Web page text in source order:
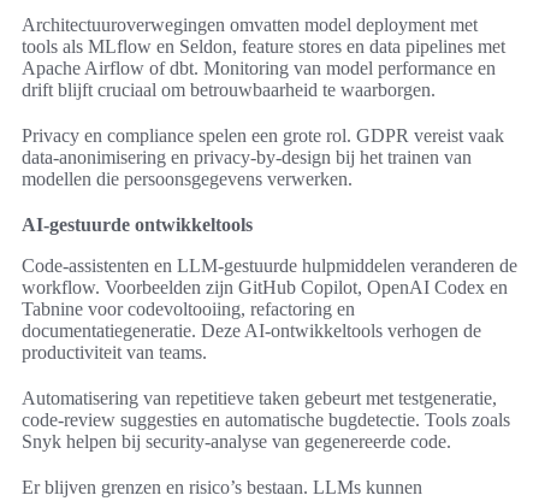
Architectuuroverwegingen omvatten model deployment met
tools als MLflow en Seldon, feature stores en data pipelines met
Apache Airflow of dbt. Monitoring van model performance en
drift blijft cruciaal om betrouwbaarheid te waarborgen.
Privacy en compliance spelen een grote rol. GDPR vereist vaak
data-anonimisering en privacy-by-design bij het trainen van
modellen die persoonsgegevens verwerken.
AI-gestuurde ontwikkeltools
Code-assistenten en LLM-gestuurde hulpmiddelen veranderen de
workflow. Voorbeelden zijn GitHub Copilot, OpenAI Codex en
Tabnine voor codevoltooiing, refactoring en
documentatiegeneratie. Deze AI-ontwikkeltools verhogen de
productiviteit van teams.
Automatisering van repetitieve taken gebeurt met testgeneratie,
code-review suggesties en automatische bugdetectie. Tools zoals
Snyk helpen bij security-analyse van gegenereerde code.
Er blijven grenzen en risico’s bestaan. LLMs kunnen